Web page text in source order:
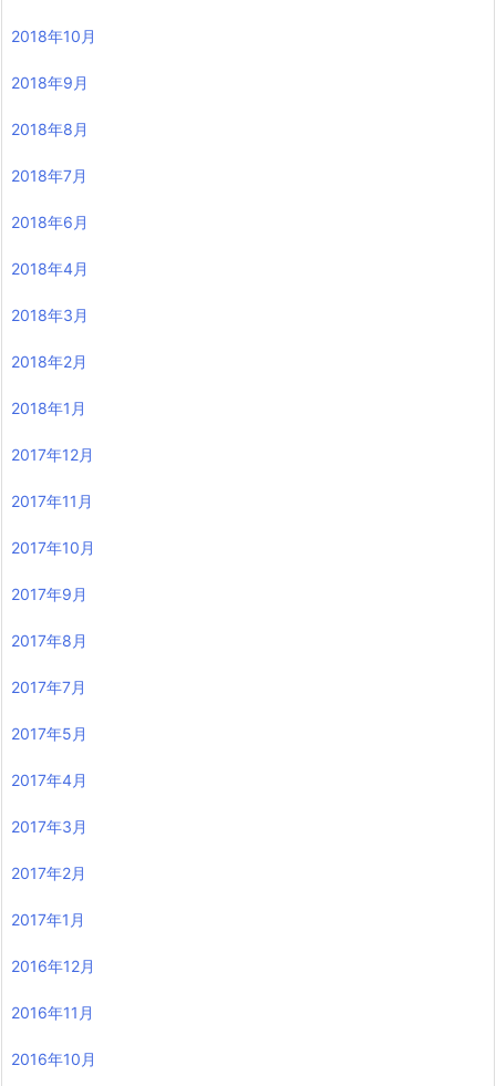
2018年10月
2018年9月
2018年8月
2018年7月
2018年6月
2018年4月
2018年3月
2018年2月
2018年1月
2017年12月
2017年11月
2017年10月
2017年9月
2017年8月
2017年7月
2017年5月
2017年4月
2017年3月
2017年2月
2017年1月
2016年12月
2016年11月
2016年10月